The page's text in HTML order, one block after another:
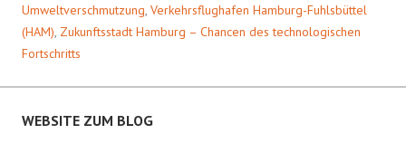
Umweltverschmutzung Verkehrsflughafen Hamburg-Fuhlsbüttel
(HAM) Zukunftsstadt Hamburg – Chancen des technologischen
Fortschritts
WEBSITE ZUM BLOG